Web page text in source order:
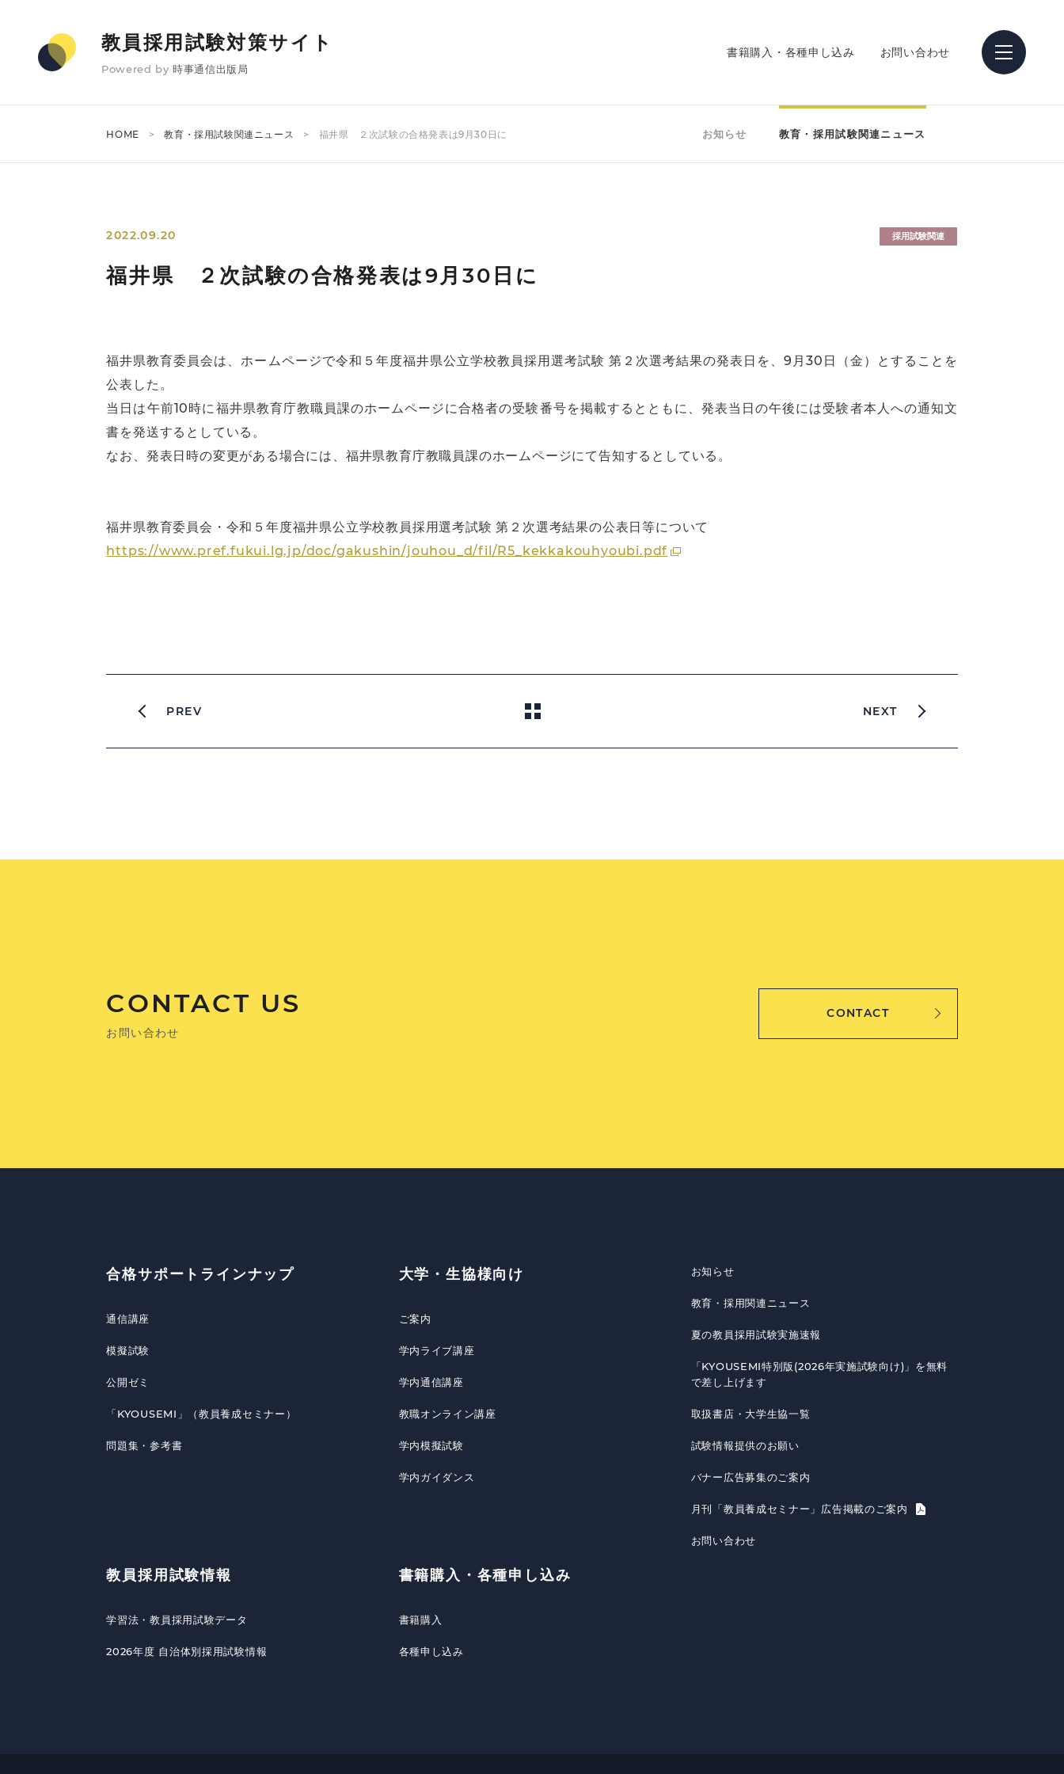
教員採用試験対策サイト
Powered by 時事通信出版局
書籍購入・各種申し込み お問い合わせ
HOME 教育・採用試験関連ニュース 福井県 ２次試験の合格発表は9月30日に お知らせ 教育・採用試験関連ニュース
2022.09.20 採用試験関連
福井県 ２次試験の合格発表は9月30日に
福井県教育委員会は、ホームページで令和５年度福井県公立学校教員採用選考試験 第２次選考結果の発表日を、9月30日（金）とすることを
公表した。
当日は午前10時に福井県教育庁教職員課のホームページに合格者の受験番号を掲載するとともに、発表当日の午後には受験者本人への通知文
書を発送するとしている。
なお、発表日時の変更がある場合には、福井県教育庁教職員課のホームページにて告知するとしている。
福井県教育委員会・令和５年度福井県公立学校教員採用選考試験 第２次選考結果の公表日等について
https://www.pref.fukui.lg.jp/doc/gakushin/jouhou_d/fil/R5_kekkakouhyoubi.pdf
PREV NEXT
CONTACT US
お問い合わせ
CONTACT
合格サポートラインナップ
通信講座
模擬試験
公開ゼミ
「KYOUSEMI」（教員養成セミナー）
問題集・参考書
教員採用試験情報
学習法・教員採用試験データ
2026年度 自治体別採用試験情報
大学・生協様向け
ご案内
学内ライブ講座
学内通信講座
教職オンライン講座
学内模擬試験
学内ガイダンス
書籍購入・各種申し込み
書籍購入
各種申し込み
お知らせ
教育・採用関連ニュース
夏の教員採用試験実施速報
「KYOUSEMI特別版(2026年実施試験向け)」を無料
で差し上げます
取扱書店・大学生協一覧
試験情報提供のお願い
バナー広告募集のご案内
月刊「教員養成セミナー」広告掲載のご案内
お問い合わせ